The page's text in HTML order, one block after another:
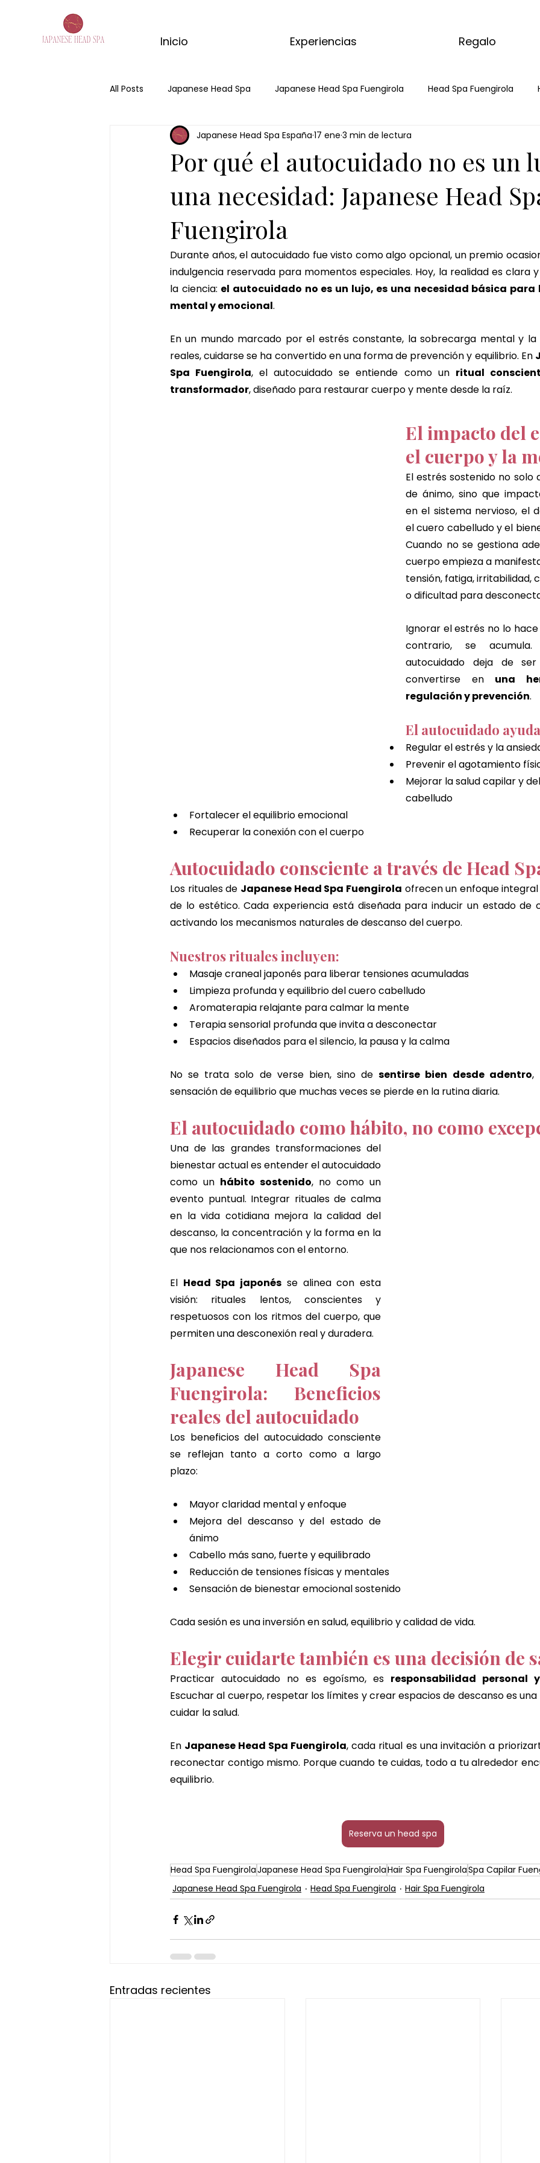
Inicio Experiencias Regalo
All Posts Japanese Head Spa Japanese Head Spa Fuengirola Head Spa Fuengirola
Hair Spa Fuengirola Hair Spa Spa Capilar Spa Capilar Fuengirola
kyoto matcha ritual masaje de
masaje con jengibre ritual de jengibre
ritual de chocolate y pistacho chocolate dubbai ritual cheque de regalo
Por qué el autocuidado no es un
una necesidad: Japanese Head
Fuengirola
Japanese Head Spa España 17 ene 3 min de lectura
Durante años, el autocuidado fue visto como algo opcional, un premio
indulgencia reservada para momentos especiales. Hoy, la realidad es clara
la ciencia: el autocuidado no es un lujo, es una necesidad básica
mental y emocional.
En un mundo marcado por el estrés constante, la sobrecarga mental y
reales, cuidarse se ha convertido en una forma de prevención y equilibrio. En
Spa Fuengirola, el autocuidado se entiende como un ritual
transformador, diseñado para restaurar cuerpo y mente desde la raíz.
El impacto del
el cuerpo y la
El estrés sostenido no
de ánimo, sino que
en el sistema nervioso, el
el cuero cabelludo y el
Cuando no se gestiona
cuerpo empieza a
tensión, fatiga, irritabilidad,
o dificultad para
Ignorar el estrés no lo
contrario, se
autocuidado deja de
convertirse en una
regulación y prevención.
El autocuidado
Regular el estrés y la
Prevenir el agotamiento
Mejorar la salud capilar y
cabelludo
Fortalecer el equilibrio emocional
Recuperar la conexión con el cuerpo
Autocuidado consciente a través de Head
Los rituales de Japanese Head Spa Fuengirola ofrecen un enfoque
de lo estético. Cada experiencia está diseñada para inducir un estado de
activando los mecanismos naturales de descanso del cuerpo.
Nuestros rituales incluyen:
Masaje craneal japonés para liberar tensiones acumuladas
Limpieza profunda y equilibrio del cuero cabelludo
Aromaterapia relajante para calmar la mente
Terapia sensorial profunda que invita a desconectar
Espacios diseñados para el silencio, la pausa y la calma
No se trata solo de verse bien, sino de sentirse bien desde adentro,
sensación de equilibrio que muchas veces se pierde en la rutina diaria.
El autocuidado como hábito, no como
Una de las grandes transformaciones del
bienestar actual es entender el autocuidado
como un hábito sostenido, no como un
evento puntual. Integrar rituales de calma
en la vida cotidiana mejora la calidad del
descanso, la concentración y la forma en la
que nos relacionamos con el entorno.
El Head Spa japonés se alinea con esta
visión: rituales lentos, conscientes y
respetuosos con los ritmos del cuerpo, que
permiten una desconexión real y duradera.
Japanese Head Spa
Fuengirola: Beneficios
reales del autocuidado
Los beneficios del autocuidado consciente
se reflejan tanto a corto como a largo
plazo:
Mayor claridad mental y enfoque
Mejora del descanso y del estado de
ánimo
Cabello más sano, fuerte y equilibrado
Reducción de tensiones físicas y mentales
Sensación de bienestar emocional sostenido
Cada sesión es una inversión en salud, equilibrio y calidad de vida.
Elegir cuidarte también es una decisión de
Practicar autocuidado no es egoísmo, es responsabilidad personal
Escuchar al cuerpo, respetar los límites y crear espacios de descanso es
cuidar la salud.
En Japanese Head Spa Fuengirola, cada ritual es una invitación a
reconectar contigo mismo. Porque cuando te cuidas, todo a tu alrededor
equilibrio.
Reserva un head spa
Head Spa FuengirolaJapanese Head Spa FuengirolaHair Spa FuengirolaSpa Capilar
Japanese Head Spa Fuengirola
Head Spa Fuengirola Hair Spa Fuengirola
Entradas recientes